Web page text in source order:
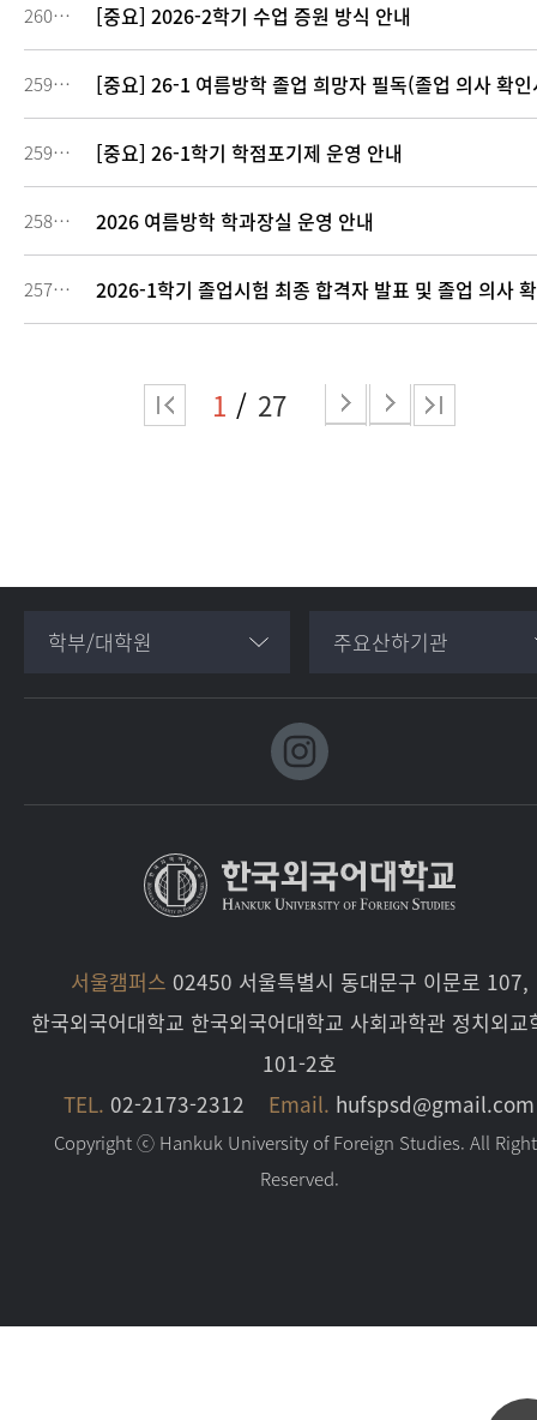
260411 [중요] 2026-2학기 수업 증원 방식 안내
259982 [중요] 26-1 여름방학 졸업 희망자 필독(졸업 의사 확
259531 [중요] 26-1학기 학점포기제 운영 안내
258786 2026 여름방학 학과장실 운영 안내
257783 2026-1학기 졸업시험 최종 합격자 발표 및 졸업 의사
1 27
학부/대학원 주요산하기관
서울캠퍼스 02450 서울특별시 동대문구 이문로 107,
한국외국어대학교 한국외국어대학교 사회과학관 정치외교
101-2호
TEL. 02-2173-2312 Email. hufspsd@gmail.com
Copyright ⓒ Hankuk University of Foreign Studies. All
Reserved.